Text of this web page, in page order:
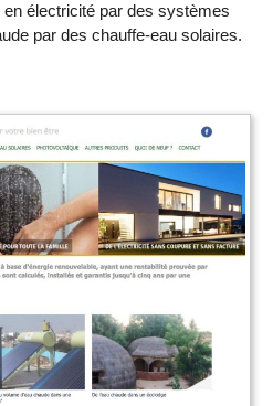
en électricité par des systèmes
par des chauffe-eau solaires.